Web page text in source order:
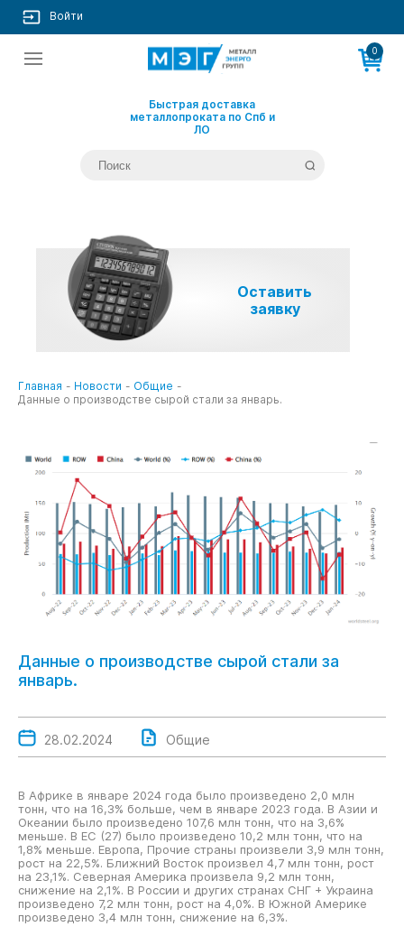
Войти
Быстрая доставка
металлопроката по Спб и
ЛО
Оставить
заявку
0
Главная - Новости - Общие -
Данные о производстве сырой стали за январь.
Данные о производстве сырой стали за
январь.
28.02.2024 Общие
В Африке в январе 2024 года было произведено 2,0 млн
тонн, что на 16,3% больше, чем в январе 2023 года. В Азии и
Океании было произведено 107,6 млн тонн, что на 3,6%
меньше. В ЕС (27) было произведено 10,2 млн тонн, что на
1,8% меньше. Европа, Прочие страны произвели 3,9 млн тонн,
рост на 22,5%. Ближний Восток произвел 4,7 млн тонн, рост
на 23,1%. Северная Америка произвела 9,2 млн тонн,
снижение на 2,1%. В России и других странах СНГ + Украина
произведено 7,2 млн тонн, рост на 4,0%. В Южной Америке
произведено 3,4 млн тонн, снижение на 6,3%.